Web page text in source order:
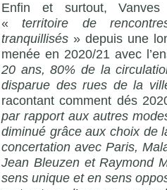
Enfin et surtout,
«territoire de
tranquillisés » depuis une
menée en 2020/21 avec
20 ans, 80% de la
disparue des rues de la
racontant comment dés
par rapport aux autres
diminué grâce aux choix de
concertation avec Paris,
Jean Bleuzen et Raymond
sens unique et en sens